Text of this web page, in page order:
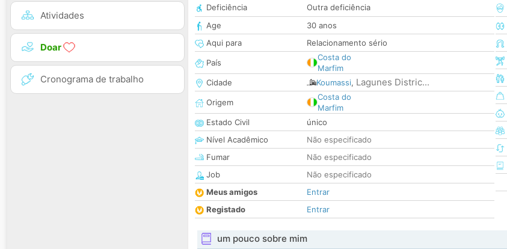
Atividades
Doar
Cronograma de trabalho
Deficiência
Outra deficiência
Age
30 anos
Aqui para
Relacionamento sério
País
Costa do
Marfim
Cidade
Koumassi, Lagunes Distric...
Origem
Costa do
Marfim
Estado Civil
único
Nível Acadêmico
Não especificado
Fumar
Não especificado
Job
Não especificado
Meus amigos
Entrar
Registado
Entrar
um pouco sobre mim